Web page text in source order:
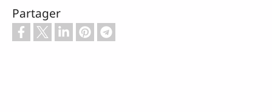
Partager